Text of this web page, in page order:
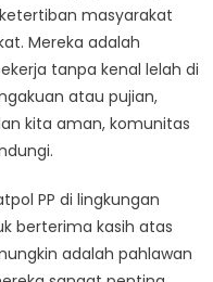
masyarakat
Mereka adalah
tanpa kenal lelah di
atau pujian,
kita aman, komunitas
PP di lingkungan
berterima kasih atas
adalah pahlawan